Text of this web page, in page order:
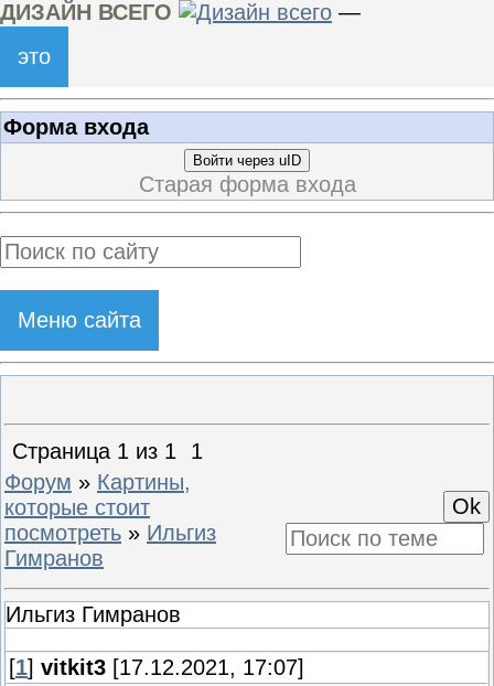
ДИЗАЙН ВСЕГО
—
это
Форма входа
Войти через uID
Старая форма входа
Меню сайта
Страница 1 из 1
1
Форум » Картины,
которые стоит
посмотреть » Ильгиз
Гимранов
Ильгиз Гимранов
[1] vitkit3 [17.12.2021, 17:07]